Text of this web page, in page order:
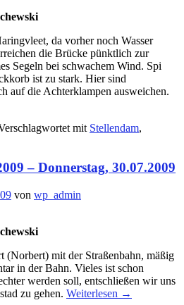
da vorher noch Wasser
die Brücke pünktlich zur
Segeln bei schwachem Wind. Spi
ist zu stark. Hier sind
auf die Achterklampen ausweichen.
mit Stellendam,
– Donnerstag, 30.07.2009
von wp_admin
(Norbert) mit der Straßenbahn, mäßig
in der Bahn. Vieles ist schon
werden soll, entschließen wir uns
zu gehen. Weiterlesen →